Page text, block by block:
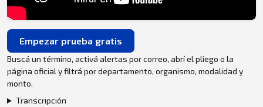
Empezar prueba gratis
Buscá un término, activá alertas por correo, abrí el pliego o la
página oficial y filtrá por departamento, organismo, modalidad y
monto.
Transcripción